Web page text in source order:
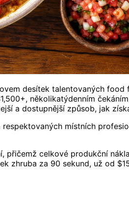
desítek talentovaných
několikatýdenním
a dostupnější způsob, jak
místních
celkové produkční
zhruba za 90 sekund, už od